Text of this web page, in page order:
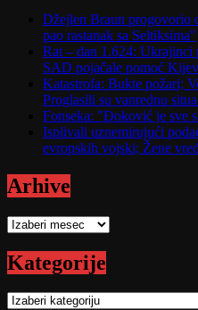
Džejlen Braun progovorio
pao rastanak sa Seltiksima"
Rat – dan 1.624:
SAD pojačale pomoć
Katastrofa: Bukte požari;
Proglasili su vanrednu
Fonseka: "Đoković je sve
Isplivali uznemirujući
evropskih vojski; Žene
Arhive
Arhive
Kategorije
Kategorije